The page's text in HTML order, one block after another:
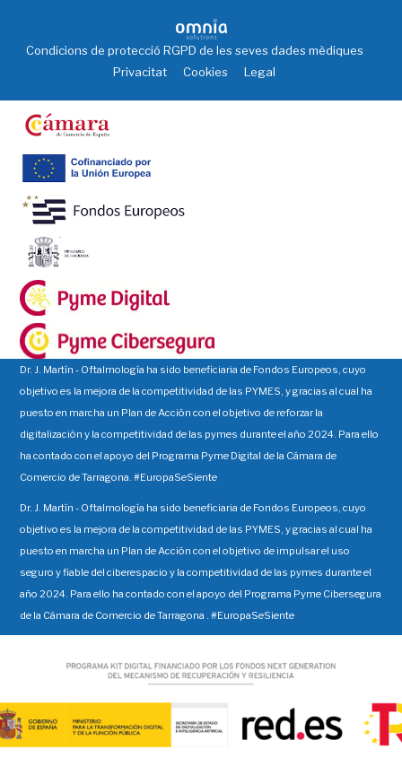
Condicions de protecció RGPD de les seves dades mèdiques
Privacitat
Cookies Legal
Dr. J. Martín - Oftalmología ha sido beneficiaria de Fondos Europeos, cuyo
objetivo es la mejora de la competitividad de las PYMES, y gracias al cual ha
puesto en marcha un Plan de Acción con el objetivo de reforzar la
digitalización y la competitividad de las pymes durante el año 2024. Para ello
ha contado con el apoyo del Programa Pyme Digital de la Cámara de
Comercio de Tarragona. #EuropaSeSiente
Dr. J. Martín - Oftalmología ha sido beneficiaria de Fondos Europeos, cuyo
objetivo es la mejora de la competitividad de las PYMES, y gracias al cual ha
puesto en marcha un Plan de Acción con el objetivo de impulsar el uso
seguro y fiable del ciberespacio y la competitividad de las pymes durante el
año 2024. Para ello ha contado con el apoyo del Programa Pyme Cibersegura
de la Cámara de Comercio de Tarragona . #EuropaSeSiente